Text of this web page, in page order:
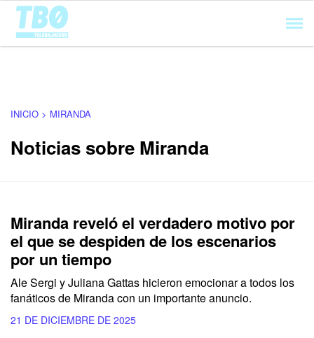
Cargando...
INICIO > MIRANDA
Noticias sobre Miranda
Miranda reveló el verdadero motivo por
el que se despiden de los escenarios
por un tiempo
Ale Sergi y Juliana Gattas hicieron emocionar a todos los
fanáticos de Miranda con un importante anuncio.
21 DE DICIEMBRE DE 2025